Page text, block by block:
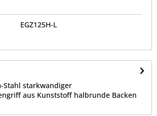
EGZ125H-L
Stahl starkwandiger
aus Kunststoff halbrunde Backen